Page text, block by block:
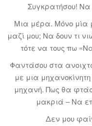
Συγκρατήσου! Να
Μια μέρα. Μόνο
μαζί μου; Να δουν τι
τότε να τους πω
Φαντάσου στα
με μια
μηχανή. Πως θα
μακριά – Να
Δεν μου